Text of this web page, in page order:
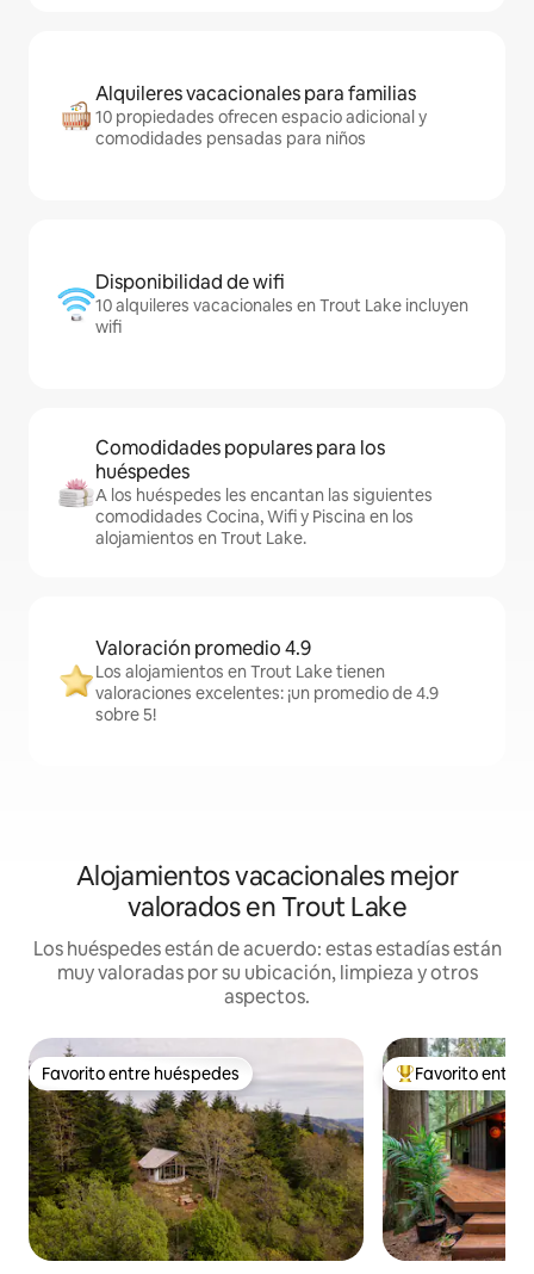
Alquileres vacacionales para familias
10 propiedades ofrecen espacio adicional y
comodidades pensadas para niños
Disponibilidad de wifi
10 alquileres vacacionales en Trout Lake incluyen
wifi
Comodidades populares para los
huéspedes
A los huéspedes les encantan las siguientes
comodidades Cocina, Wifi y Piscina en los
alojamientos en Trout Lake.
Valoración promedio 4.9
Los alojamientos en Trout Lake tienen
valoraciones excelentes: ¡un promedio de 4.9
sobre 5!
Alojamientos vacacionales mejor
valorados en Trout Lake
Los huéspedes están de acuerdo: estas estadías están
muy valoradas por su ubicación, limpieza y otros
aspectos.
Favorito entre huéspedes
Favorito entre huéspedes Favorito entre
Favorito entre